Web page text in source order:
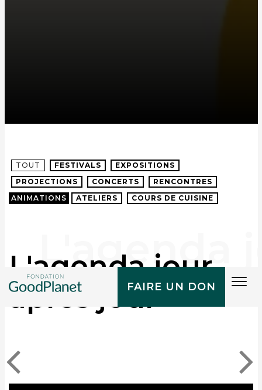
FAIRE UN DON
TOUT FESTIVALS
EXPOSITIONS
PROJECTIONS
CONCERTS
RENCONTRES
ANIMATIONS
ATELIERS COURS DE CUISINE
L'agenda jour
après jour